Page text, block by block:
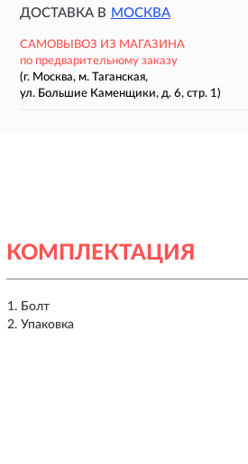
ДОСТАВКА В МОСКВА
САМОВЫВОЗ ИЗ МАГАЗИНА
по предварительному заказу
(г. Москва, м. Таганская,
ул. Большие Каменщики, д. 6, стр. 1)
КОМПЛЕКТАЦИЯ
Болт
Упаковка